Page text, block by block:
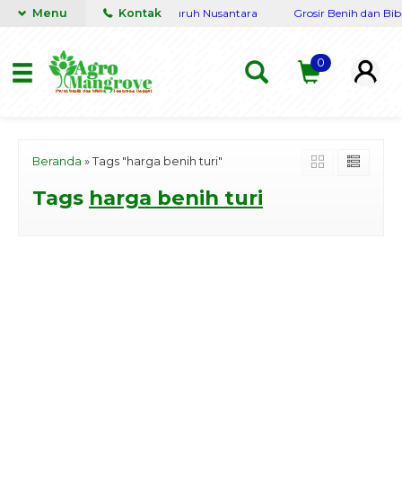
Terpercaya siap kirim seluruh Nusantara Grosir Benih dan
Menu Kontak
0
Beranda » Tags "harga benih turi"
Tags harga benih turi